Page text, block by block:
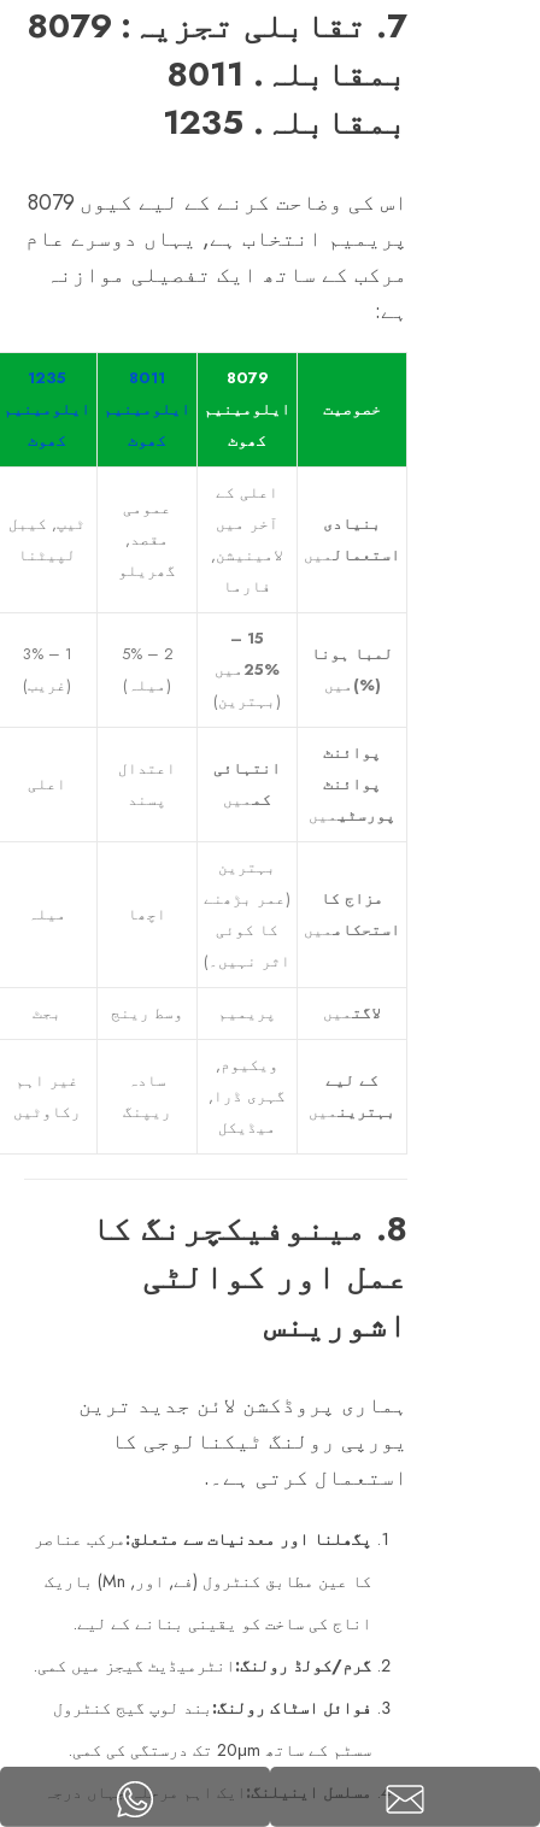
7. تقابلی تجزیہ: 8079
بمقابلہ. 8011
بمقابلہ. 1235
اس کی وضاحت کرنے کے لیے کیوں 8079
پریمیم انتخاب ہے, یہاں دوسرے عام
مرکب کے ساتھ ایک تفصیلی موازنہ
ہے:
خصوصیت
8079
ایلومینیم
کھوٹ
8011
ایلومینیم
کھوٹ
1235
ایلومینیم
کھوٹ
بنیادی
استعمالمیں
اعلی کے
آخر میں
لامینیشن,
فارما
عمومی
مقصد,
گھریلو
ٹیپ, کیبل
لپیٹنا
لمبا ہونا
(%) میں
15 –
25% میں
(بہترین)
2 – 5%
(میلہ)
1 – 3%
(غریب)
پوائنٹ
پوائنٹ
پورسٹیمیں
انتہائی
کممیں
اعتدال
پسند
اعلی
مزاج کا
استحکاممیں
بہترین
(عمر بڑھنے
کا کوئی
اثر نہیں۔)
اچھا میلہ
لاگتمیں پریمیم وسط رینج بجٹ
کے لیے
بہترینمیں
ویکیوم,
گہری ڈرا,
میڈیکل
سادہ
ریپنگ
غیر اہم
رکاوٹیں
8. مینوفیکچرنگ کا
عمل اور کوالٹی
اشورینس
ہماری پروڈکشن لائن جدید ترین
یورپی رولنگ ٹیکنالوجی کا
استعمال کرتی ہے۔.
پگھلنا اور معدنیات سے متعلق:مرکب عناصر
کا عین مطابق کنٹرول (فے, اور, Mn) باریک
اناج کی ساخت کو یقینی بنانے کے لیے.
گرم/کولڈ رولنگ: انٹرمیڈیٹ گیجز میں کمی.
فوائل اسٹاک رولنگ: بند لوپ گیج کنٹرول
سسٹم کے ساتھ 20μm تک درستگی کی کمی.
مسلسل اینیلنگ: ایک اہم مرحلہ جہاں درجہ